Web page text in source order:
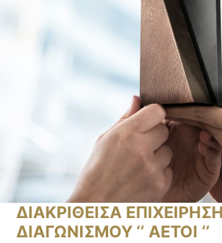
ΔΙΑΚΡΙΘΕΙΣΑ
ΔΙΑΓΩΝΙΣΜΟΥ ‘’ ΑΕΤΟΙ ‘’